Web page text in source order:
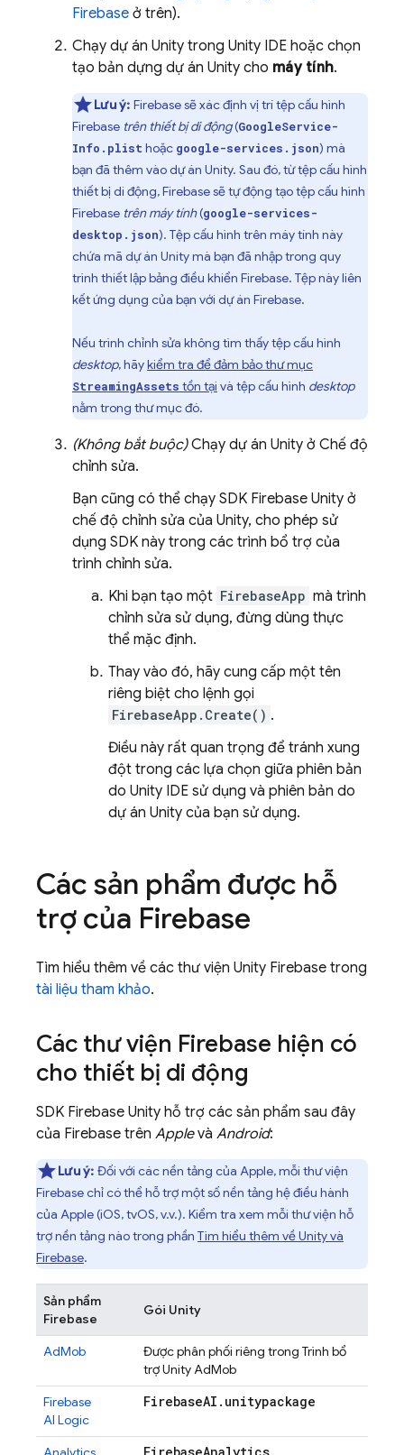
Firebase ở trên).
Chạy dự án Unity trong Unity IDE hoặc chọn
tạo bản dựng dự án Unity cho máy tính.
Lưu ý: Firebase sẽ xác định vị trí tệp cấu hình
Firebase trên thiết bị di động(GoogleService-
Info.plist hoặc google-services.json) mà
bạn đã thêm vào dự án Unity. Sau đó, từ tệp cấu hình
thiết bị di động, Firebase sẽ tự động tạo tệp cấu hình
Firebase trên máy tính(google-services-
desktop.json). Tệp cấu hình trên máy tính này
chứa mã dự án Unity mà bạn đã nhập trong quy
trình thiết lập bảng điều khiển Firebase. Tệp này liên
kết ứng dụng của bạn với dự án Firebase.
Nếu trình chỉnh sửa không tìm thấy tệp cấu hình
desktop, hãykiểm tra để đảm bảo thư mục
StreamingAssets tồn tại và tệp cấu hình desktop
nằm trong thư mục đó.
(Không bắt buộc)Chạy dự án Unity ở Chế độ
chỉnh sửa.
Bạn cũng có thể chạy SDK Firebase Unity ở
chế độ chỉnh sửa của Unity, cho phép sử
dụng SDK này trong các trình bổ trợ của
trình chỉnh sửa.
Khi bạn tạo một FirebaseApp mà trình
chỉnh sửa sử dụng, đừng dùng thực
thể mặc định.
Thay vào đó, hãy cung cấp một tên
riêng biệt cho lệnh gọi
FirebaseApp.Create() .
Điều này rất quan trọng để tránh xung
đột trong các lựa chọn giữa phiên bản
do Unity IDE sử dụng và phiên bản do
dự án Unity của bạn sử dụng.
Các sản phẩm được hỗ
trợ của Firebase
Tìm hiểu thêm về các thư viện Unity Firebase trong
tài liệu tham khảo.
Các thư viện Firebase hiện có
cho thiết bị di động
SDK Firebase Unity hỗ trợ các sản phẩm sau đây
của Firebase trên Applevà Android:
Lưu ý: Đối với các nền tảng của Apple, mỗi thư viện
Firebase chỉ có thể hỗ trợ một số nền tảng hệ điều hành
của Apple (iOS, tvOS, v.v.). Kiểm tra xem mỗi thư viện hỗ
trợ nền tảng nào trong phần Tìm hiểu thêm về Unity và
Firebase.
Sản phẩm
Firebase
Gói Unity
AdMob
Được phân phối riêng trong Trình bổ
trợ UnityAdMob
Firebase
AI Logic
FirebaseAI . unitypackage